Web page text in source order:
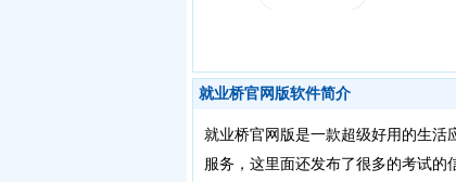
就业桥官网版软件简介
就业桥官网版是一款超级好用的生活
服务，这里面还发布了很多的考试的